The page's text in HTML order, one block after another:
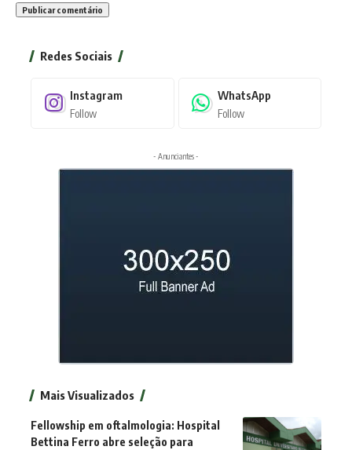
Redes Sociais
Instagram
Follow
WhatsApp
Follow
- Anunciantes -
Mais Visualizados
Fellowship em oftalmologia: Hospital
Bettina Ferro abre seleção para